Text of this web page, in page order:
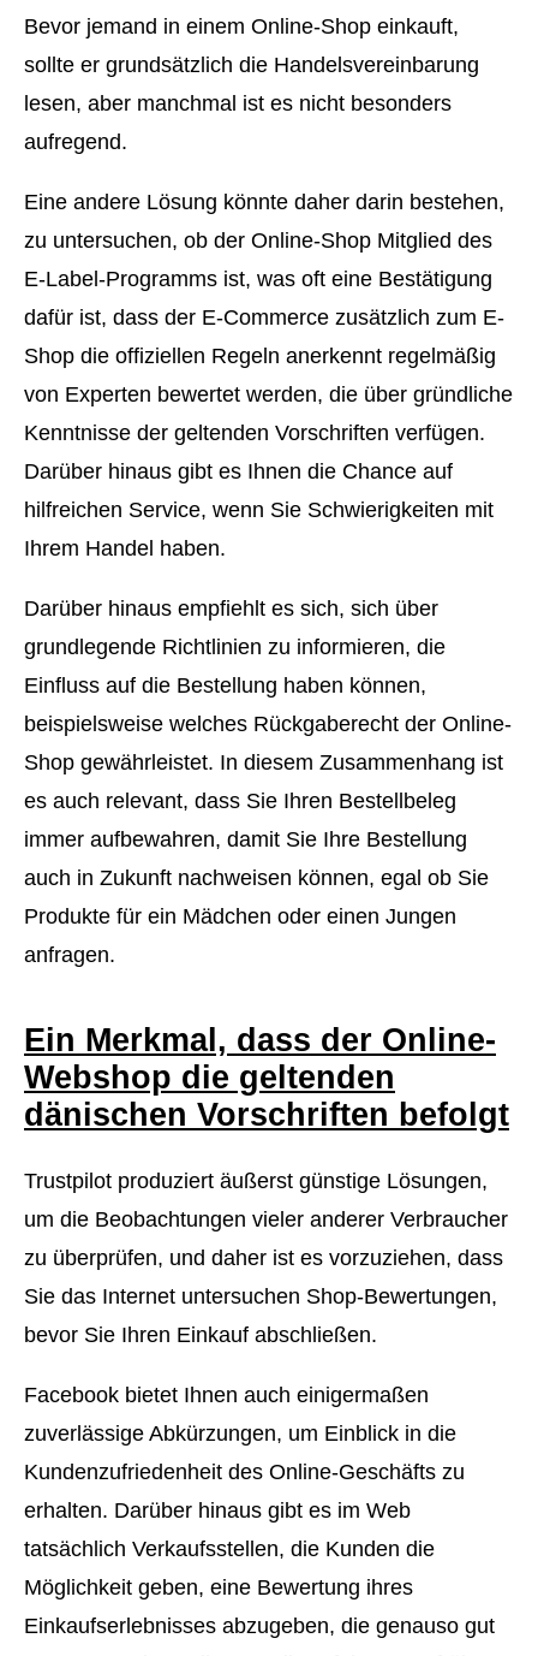
Bevor jemand in einem Online-Shop einkauft,
sollte er grundsätzlich die Handelsvereinbarung
lesen, aber manchmal ist es nicht besonders
aufregend.
Eine andere Lösung könnte daher darin bestehen,
zu untersuchen, ob der Online-Shop Mitglied des
E-Label-Programms ist, was oft eine Bestätigung
dafür ist, dass der E-Commerce zusätzlich zum E-
Shop die offiziellen Regeln anerkennt regelmäßig
von Experten bewertet werden, die über gründliche
Kenntnisse der geltenden Vorschriften verfügen.
Darüber hinaus gibt es Ihnen die Chance auf
hilfreichen Service, wenn Sie Schwierigkeiten mit
Ihrem Handel haben.
Darüber hinaus empfiehlt es sich, sich über
grundlegende Richtlinien zu informieren, die
Einfluss auf die Bestellung haben können,
beispielsweise welches Rückgaberecht der Online-
Shop gewährleistet. In diesem Zusammenhang ist
es auch relevant, dass Sie Ihren Bestellbeleg
immer aufbewahren, damit Sie Ihre Bestellung
auch in Zukunft nachweisen können, egal ob Sie
Produkte für ein Mädchen oder einen Jungen
anfragen.
Ein Merkmal, dass der Online-
Webshop die geltenden
dänischen Vorschriften befolgt
Trustpilot produziert äußerst günstige Lösungen,
um die Beobachtungen vieler anderer Verbraucher
zu überprüfen, und daher ist es vorzuziehen, dass
Sie das Internet untersuchen Shop-Bewertungen,
bevor Sie Ihren Einkauf abschließen.
Facebook bietet Ihnen auch einigermaßen
zuverlässige Abkürzungen, um Einblick in die
Kundenzufriedenheit des Online-Geschäfts zu
erhalten. Darüber hinaus gibt es im Web
tatsächlich Verkaufsstellen, die Kunden die
Möglichkeit geben, eine Bewertung ihres
Einkaufserlebnisses abzugeben, die genauso gut